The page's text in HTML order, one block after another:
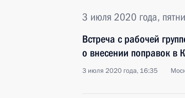
3 июля 2020 года,
Встреча с рабочей
о внесении поправок в
3 июля 2020 года, 16:35